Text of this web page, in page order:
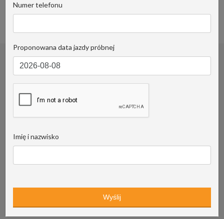
+48519022435
Numer telefonu
Proponowana data jazdy próbnej
Imię i nazwisko